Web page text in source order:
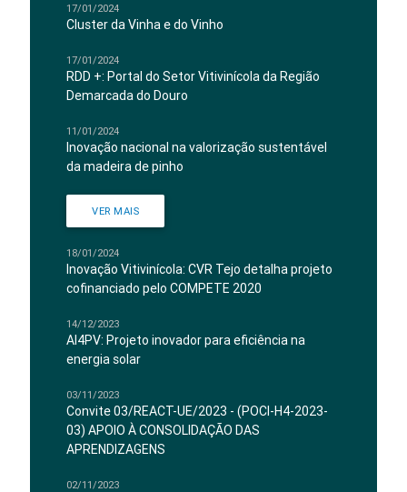
17/01/2024
Cluster da Vinha e do Vinho
17/01/2024
RDD +: Portal do Setor Vitivinícola da Região
Demarcada do Douro
11/01/2024
Inovação nacional na valorização sustentável
da madeira de pinho
VER MAIS
18/01/2024
Inovação Vitivinícola: CVR Tejo detalha projeto
cofinanciado pelo COMPETE 2020
14/12/2023
AI4PV: Projeto inovador para eficiência na
energia solar
03/11/2023
Convite 03/REACT-UE/2023 - (POCI-H4-2023-
03) APOIO À CONSOLIDAÇÃO DAS
APRENDIZAGENS
02/11/2023